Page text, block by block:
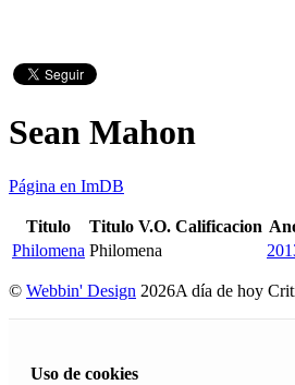
Sean Mahon
Página en ImDB
Titulo Titulo V.O. Calificacion
Philomena Philomena
© Webbin' Design 2026A día de hoy
Uso de cookies